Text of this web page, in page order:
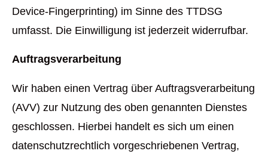
Device-Fingerprinting) im Sinne des TTDSG
umfasst. Die Einwilligung ist jederzeit widerrufbar.
Auftragsverarbeitung
Wir haben einen Vertrag über Auftragsverarbeitung
(AVV) zur Nutzung des oben genannten Dienstes
geschlossen. Hierbei handelt es sich um einen
datenschutzrechtlich vorgeschriebenen Vertrag,